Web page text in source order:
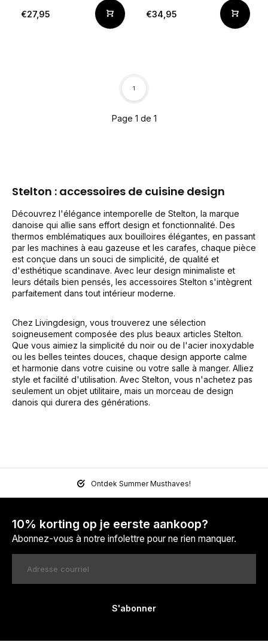
€27,95 €34,95
Page 1 de 1
1
Stelton : accessoires de cuisine design
Découvrez l'élégance intemporelle de Stelton, la marque
danoise qui allie sans effort design et fonctionnalité. Des
thermos emblématiques aux bouilloires élégantes, en passant
par les machines à eau gazeuse et les carafes, chaque pièce
est conçue dans un souci de simplicité, de qualité et
d'esthétique scandinave. Avec leur design minimaliste et
leurs détails bien pensés, les accessoires Stelton s'intègrent
parfaitement dans tout intérieur moderne.
Chez Livingdesign, vous trouverez une sélection
soigneusement composée des plus beaux articles Stelton.
Que vous aimiez la simplicité du noir ou de l'acier inoxydable
ou les belles teintes douces, chaque design apporte calme
et harmonie dans votre cuisine ou votre salle à manger. Alliez
style et facilité d'utilisation. Avec Stelton, vous n'achetez pas
seulement un objet utilitaire, mais un morceau de design
danois qui durera des générations.
Ontdek Summer Musthaves!
10% korting op je eerste aankoop?
Abonnez-vous à notre infolettre pour ne rien manquer.
S'abonner